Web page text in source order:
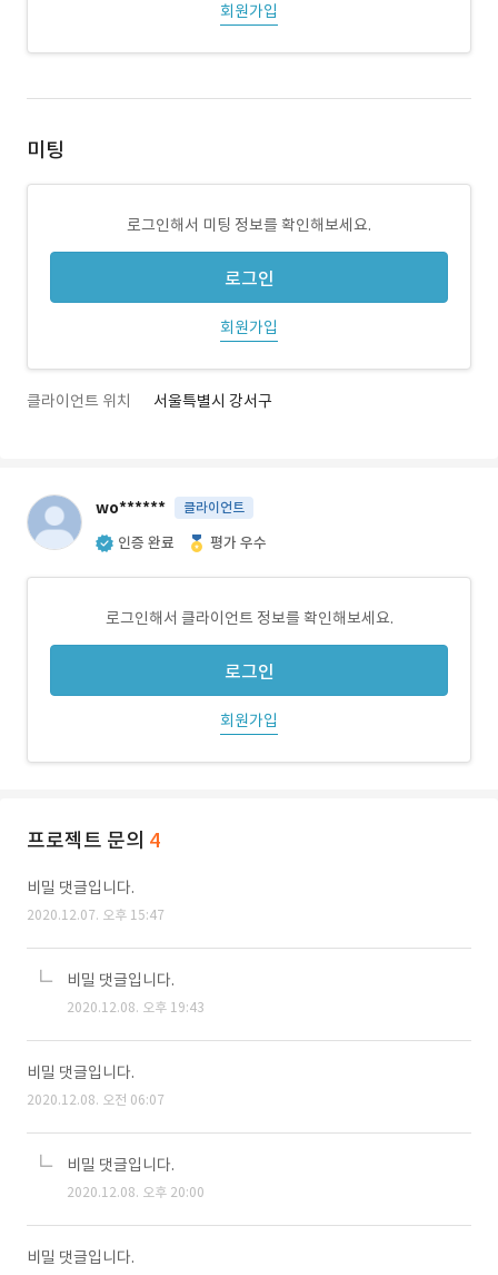
회원가입
미팅
로그인해서 미팅 정보를 확인해보세요.
로그인
회원가입
클라이언트 위치 서울특별시 강서구
wo****** 클라이언트
인증 완료 평가 우수
로그인해서 클라이언트 정보를 확인해보세요.
로그인
회원가입
프로젝트 문의 4
비밀 댓글입니다.
2020.12.07. 오후 15:47
비밀 댓글입니다.
2020.12.08. 오후 19:43
비밀 댓글입니다.
2020.12.08. 오전 06:07
비밀 댓글입니다.
2020.12.08. 오후 20:00
비밀 댓글입니다.